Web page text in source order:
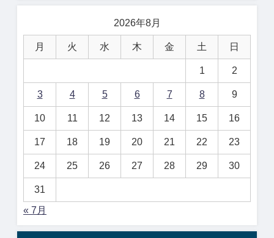
2026年8月
月 火 水 木 金 土 日
1 2
3 4 5 6 7 8 9
10 11 12 13 14 15 16
17 18 19 20 21 22 23
24 25 26 27 28 29 30
31
« 7月